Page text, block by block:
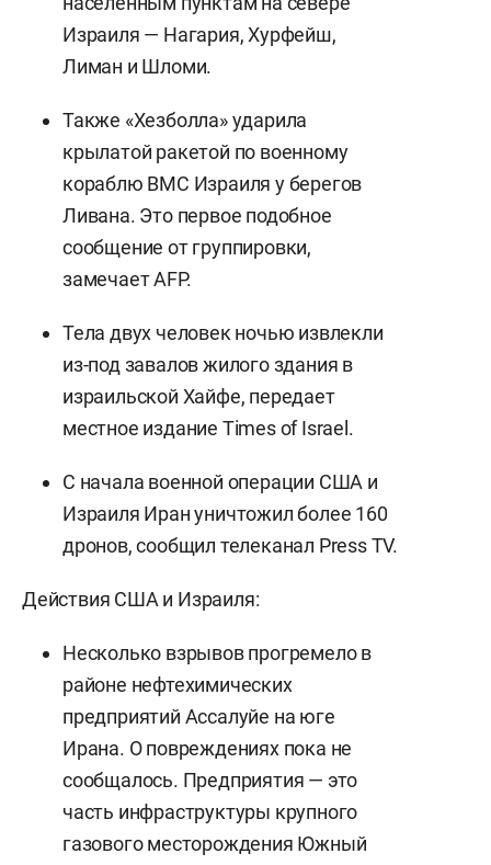
Израиля — Нагария, Хурфейш,
Лиман и Шломи.
Также «Хезболла» ударила
крылатой ракетой по военному
кораблю ВМС Израиля у берегов
Ливана. Это первое подобное
сообщение от группировки,
замечает AFP.
Тела двух человек ночью извлекли
из-под завалов жилого здания в
израильской Хайфе, передает
местное издание Times of Israel.
С начала военной операции США и
Израиля Иран уничтожил более 160
дронов, сообщил телеканал Press TV.
Действия США и Израиля:
Несколько взрывов прогремело в
районе нефтехимических
предприятий Ассалуйе на юге
Ирана. О повреждениях пока не
сообщалось. Предприятия — это
часть инфраструктуры крупного
газового месторождения Южный